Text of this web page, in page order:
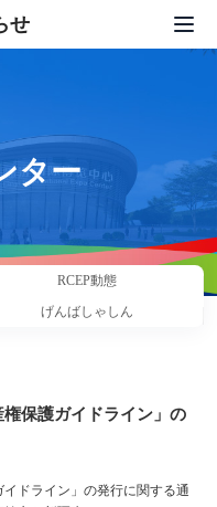
せ
ス
ー
ター
RCEP動態
げんばしゃしん
保護ガイドライン」の
ドライン」の発行に関する通